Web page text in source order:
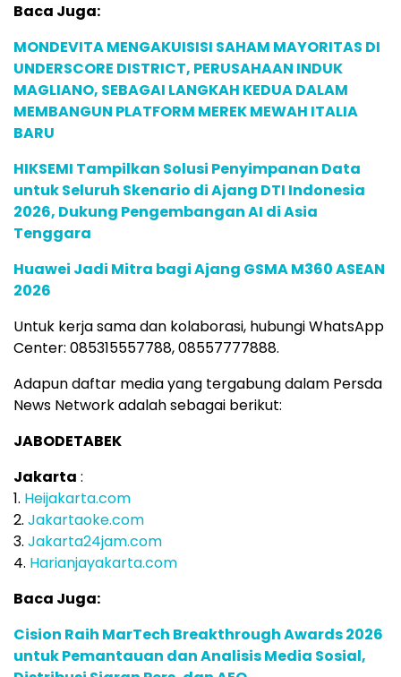
Baca Juga:
MONDEVITA MENGAKUISISI SAHAM MAYORITAS DI
UNDERSCORE DISTRICT, PERUSAHAAN INDUK
MAGLIANO, SEBAGAI LANGKAH KEDUA DALAM
MEMBANGUN PLATFORM MEREK MEWAH ITALIA
BARU
HIKSEMI Tampilkan Solusi Penyimpanan Data
untuk Seluruh Skenario di Ajang DTI Indonesia
2026, Dukung Pengembangan AI di Asia
Tenggara
Huawei Jadi Mitra bagi Ajang GSMA M360 ASEAN
2026
Untuk kerja sama dan kolaborasi, hubungi WhatsApp
Center: 085315557788, 08557777888.
Adapun daftar media yang tergabung dalam Persda
News Network adalah sebagai berikut:
JABODETABEK
Jakarta :
1. Heijakarta.com
2. Jakartaoke.com
3. Jakarta24jam.com
4. Harianjayakarta.com
Baca Juga:
Cision Raih MarTech Breakthrough Awards 2026
untuk Pemantauan dan Analisis Media Sosial,